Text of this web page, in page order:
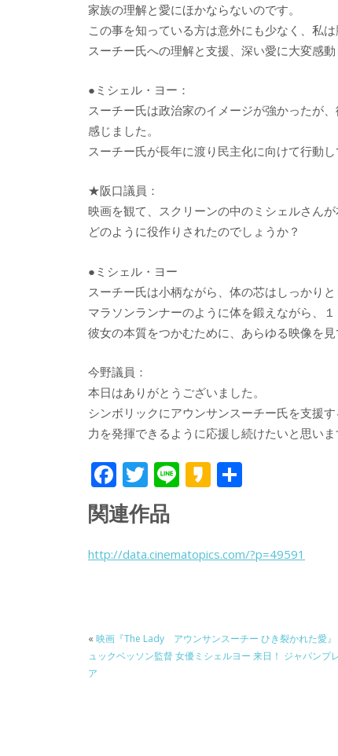
家族の理解と愛にほかならないのです。
この事を知っている方は意外にも少なく、私
スーチー氏への理解と支援、深い愛に大変感
●ミシェル・ヨー：
スーチー氏は政治家のイメージが強かったが
感じました。
スーチー氏が長年に渡り民主化に向けて行動
★阪口議員：
映画を観て、スクリーンの中のミシェルさん
どのように役作りされたのでしょうか？
●ミシェル・ヨー
スーチー氏は小柄ながら、体の芯はしっかりと
マラソンランナーのように体を鍛えながら、１
彼女の本質をつかむために、あらゆる映像を見
今野議員：
本日はありがとうございました。
シンボリックにアウンサンスーチー氏を支援す
力を発揮できるように応援し続けたいと思いま
F
ac
e
b
k
T
w
itt
er
Li K
a
関連作品
http://data.cinematopics.com/?p=49591
« 映画『The Lady アウンサンスーチー ひき裂かれた愛』
ュックベッソン監督 女優ミシェルヨー 来日！ ジャパンプ
ア